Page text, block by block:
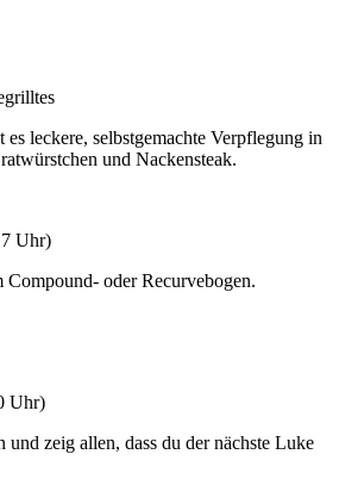
leckere, selbstgemachte Verpflegung in
und Nackensteak.
Uhr)
oder Recurvebogen.
Uhr)
und zeig allen, dass du der nächste Luke